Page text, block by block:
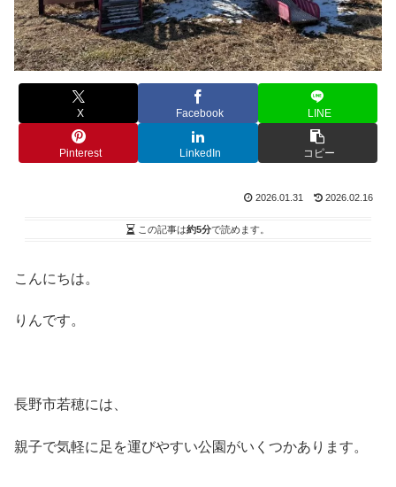
X Facebook LINE
Pinterest LinkedIn コピー
2026.01.31 2026.02.16
この記事は約5分で読めます。
こんにちは。
りんです。
長野市若穂には、
親子で気軽に足を運びやすい公園がいくつかあります。